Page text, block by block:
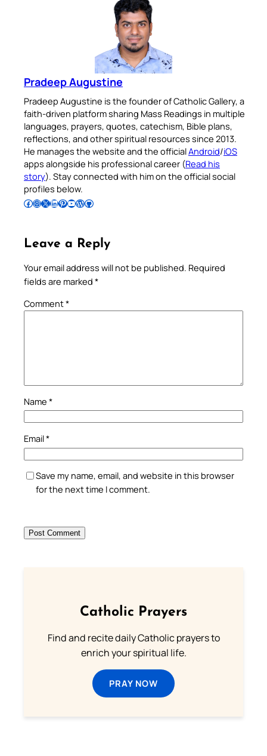
Pradeep Augustine
Pradeep Augustine is the founder of Catholic Gallery, a
faith-driven platform sharing Mass Readings in multiple
languages, prayers, quotes, catechism, Bible plans,
reflections, and other spiritual resources since 2013.
He manages the website and the officialAndroid/iOS
apps alongside his professional career (Read his
story). Stay connected with him on the official social
profiles below.
Follow Pradeep on Facebook Follow Pradeep on InstagramFollow Pradeep on X Follow Pradeep on LinkedIn Follow Pradeep on Pinterest Subscribe to Pradeep’s Youtube Channel Follow Pradeep on WordPress Follow Pradeep on GitHub
Leave a Reply
Your email address will not be published. Required
fields are marked *
Comment*
Name *
Email*
Save my name, email, and website in this browser
for the next time I comment.
Catholic Prayers
Find and recite daily Catholic prayers to
enrich your spiritual life.
PRAY NOW